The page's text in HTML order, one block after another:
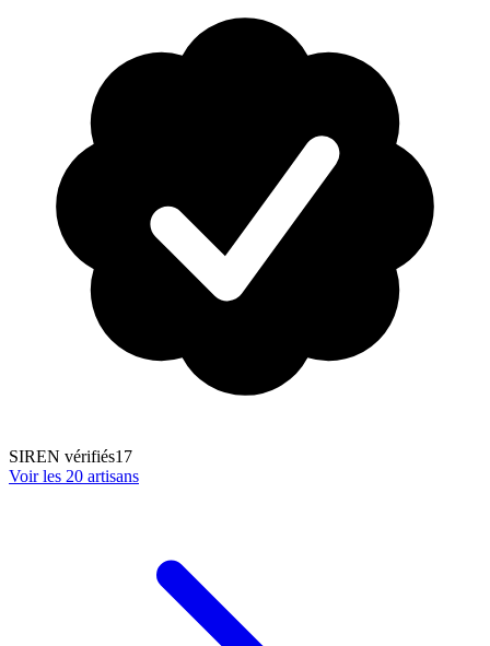
SIREN vérifiés17
Voir les 20 artisans